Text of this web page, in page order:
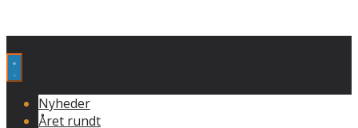
Nyheder
Året rundt